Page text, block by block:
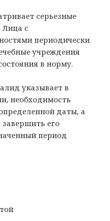
серьезные
Лица с
периодически
учреждения
в норму.
указывает в
необходимость
даты, а
завершить его
период